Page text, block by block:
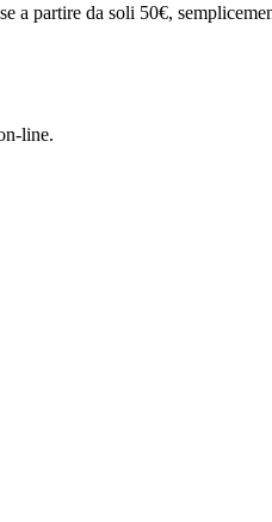
a partire da soli 50€,
line.